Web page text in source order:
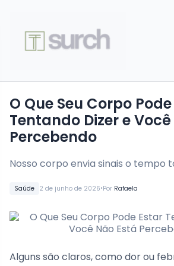
Saúde 2 de junho de 2026•Por Rafaela
O Que Seu Corpo
Tentando Dizer e
Percebendo
Nosso corpo envia sinais o tempo
Alguns são claros, como dor ou